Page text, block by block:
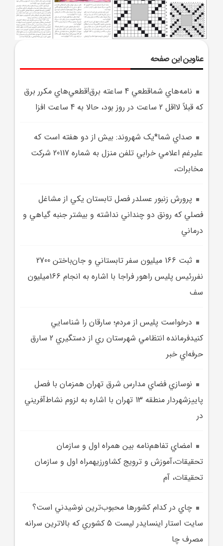
عناوین این صفحه
نامه‌هاي شماقطعي 4 ساعته برق!قطعي‌هاي مکرر برق
که قبلاً لااقل 2 ساعت در روز بود، حالا به 4 ساعت افزا
صداي شما*يک شهروند: بيش از دو هفته است که
عليرغم اعلامي خرابي تلفن منزل به شماره 20117 شرکت
مخابرات،
پرورش زنبور عسلدر فصل تابستان يکي از مشاغل
فصلي که رونق دو چنداني نداشته و بيشتر جنبه گياهي و
درماني
ثبت 166 ميليون سفر تابستاني و جان‌باختن 2700
نفررئيس پليس راهور فراجا با اشاره به انجام 166ميليون
سف
درخواست پليس از مردم؛ سارقان را شناسايي
کنيدفرمانده انتظامي شهرستان ري از دستگيري 2 سارق
حرفه‌اي خبر
نوسازي فضاي مدارس شرق تهران همزمان با فصل
پاييزشهردار منطقه 13 تهران با اشاره به لزوم نشاط‌آفريني
در
امضاي تفاهم‌نامه بين‌ همراه اول و سازمان
تحقيقات،آموزش و ترويج کشاورزيهمراه اول و سازمان
تحقيقات، آم
چاي در کدام کشورها محبوب‌ترين نوشيدني است؟
سايت استار اينسايدر ليست 5 کشوري که بالاترين سرانه
مصرف چا